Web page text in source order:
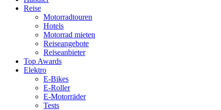
Reise
Motorradtouren
Hotels
Motorrad mieten
Reiseangebote
Reiseanbieter
Top Awards
Elektro
E-Bikes
E-Roller
E-Motorräder
Tests